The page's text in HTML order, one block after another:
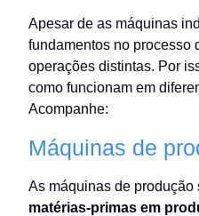
Apesar de as máquinas
fundamentos no processo
operações distintas. Por
como funcionam em
Acompanhe:
Máquinas de
As máquinas de produção
matérias-primas em